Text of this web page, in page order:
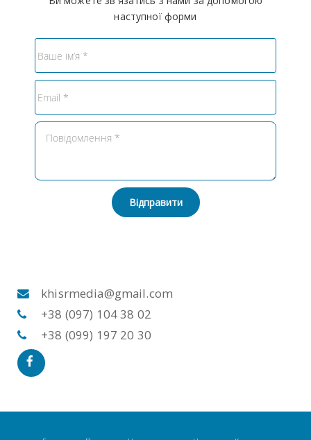
наступної форми
Відправити
khisrmedia@gmail.com
+38 (097) 104 38 02
+38 (099) 197 20 30